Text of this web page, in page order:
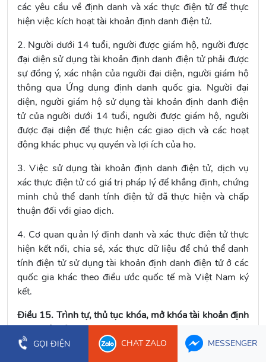
các yêu cầu về định danh và xác thực điện tử để thực
hiện việc kích hoạt tài khoản định danh điện tử.
2. Người dưới 14 tuổi, người được giám hộ, người được
đại diện sử dụng tài khoản định danh điện tử phải được
sự đồng ý, xác nhận của người đại diện, người giám hộ
thông qua Ứng dụng định danh quốc gia. Người đại
diện, người giám hộ sử dụng tài khoản định danh điện
tử của người dưới 14 tuổi, người được giám hộ, người
được đại diện để thực hiện các giao dịch và các hoạt
động khác phục vụ quyền và lợi ích của họ.
3. Việc sử dụng tài khoản định danh điện tử, dịch vụ
xác thực điện tử có giá trị pháp lý để khẳng định, chứng
minh chủ thể danh tính điện tử đã thực hiện và chấp
thuận đối với giao dịch.
4. Cơ quan quản lý định danh và xác thực điện tử thực
hiện kết nối, chia sẻ, xác thực dữ liệu để chủ thể danh
tính điện tử sử dụng tài khoản định danh điện tử ở các
quốc gia khác theo điều ước quốc tế mà Việt Nam ký
kết.
Điều 15. Trình tự, thủ tục khóa, mở khóa tài khoản định
danh điện tử
1. Khóa, mở khóa tài khoản định danh điện tử của công
GỌI ĐIỆN CHAT ZALO MESSENGER